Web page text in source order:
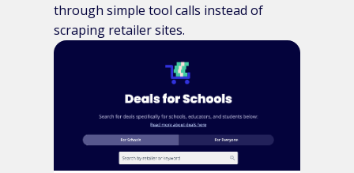
through simple tool calls instead of
scraping retailer sites.